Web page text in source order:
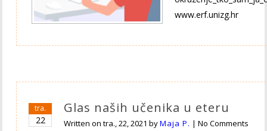
www.erf.unizg.hr
tra.
22
Glas naših učenika u eteru
Written ontra., 22, 2021 byMaja P. |No Comments